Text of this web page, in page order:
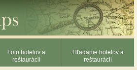
Foto hotelov a
reštaurácií
Hľadanie hotelov a
reštaurácií